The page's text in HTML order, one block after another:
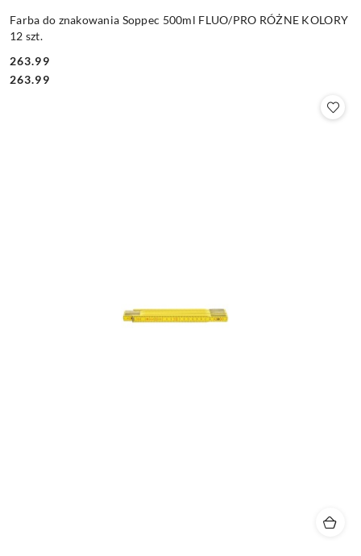
Farba do znakowania Soppec 500ml FLUO/PRO RÓŻNE KOLORY
12 szt.
Cena:
263.99
Cena:
263.99